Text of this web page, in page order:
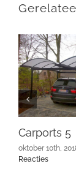
Carports 5
oktober 10th,
Reacties